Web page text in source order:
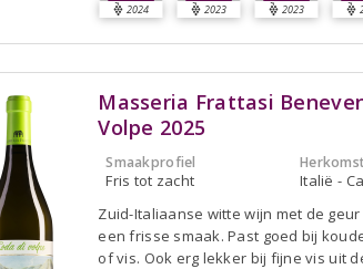
2024 2023 2023
Masseria Frattasi
Volpe 2025
Smaakprofiel
Fris tot zacht
Herkomst
Italië -
Zuid-Italiaanse witte wijn met de
een frisse smaak. Past goed bij
of vis. Ook erg lekker bij fijne vis uit